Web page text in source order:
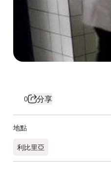
0 分享
地點
利比里亞